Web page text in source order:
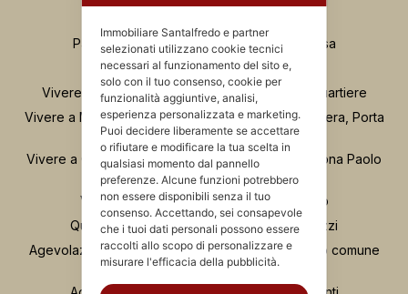
Passaggi Fondamentali per Acquistare Casa
Osservatorio Valutazioni Santalfredo
Vivere in zona Buenos Aires Milano: guida al quartiere
Vivere a Moscova Milano: guida al quartiere tra Brera, Porta
Nuova e Parco Sempione
Vivere a Chinatown Milano: guida completa alla zona Paolo
Sarpi
Vivere a Porta Romana e Ticinese Milano
Quartiere Greco Milano: vita, servizi e prezzi
Agevolazione “Prima Casa”: comprare nel proprio comune
anche se si possiede già casa
Immobiliare Santalfredo e partner
selezionati utilizzano cookie tecnici
necessari al funzionamento del sito e,
solo con il tuo consenso, cookie per
funzionalità aggiuntive, analisi,
esperienza personalizzata e marketing.
Puoi decidere liberamente se accettare
o rifiutare e modificare la tua scelta in
qualsiasi momento dal pannello
preferenze. Alcune funzioni potrebbero
non essere disponibili senza il tuo
consenso. Accettando, sei consapevole
che i tuoi dati personali possono essere
raccolti allo scopo di personalizzare e
misurare l'efficacia della pubblicità.